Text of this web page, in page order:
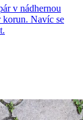
v nádhernou
Navíc se